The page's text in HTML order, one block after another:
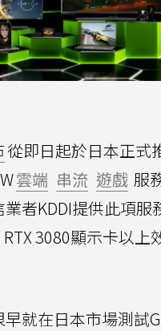
從即日起於日本正式
雲端 串流 遊戲 服
者KDDI提供此項服
3080顯示卡以上
早就在日本市場測試